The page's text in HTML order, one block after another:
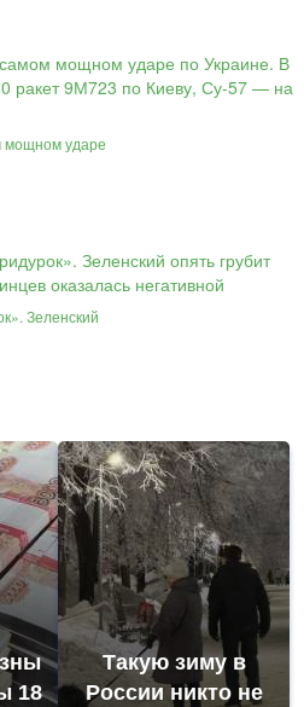
мощном ударе
Зеленский
18
Такую зиму в
России никто не